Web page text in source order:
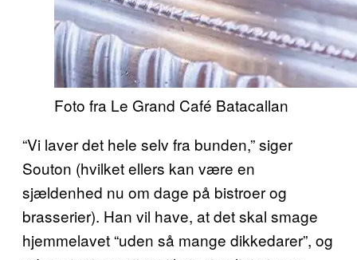
Foto fra Le Grand Café Batacallan
“Vi laver det hele selv fra bunden,” siger
Souton (hvilket ellers kan være en
sjældenhed nu om dage på bistroer og
brasserier). Han vil have, at det skal smage
hjemmelavet “uden så mange dikkedarer”, og